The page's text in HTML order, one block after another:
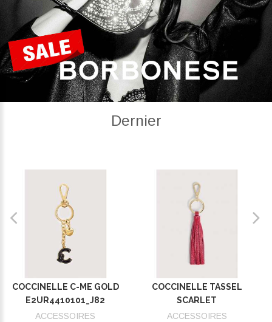
Dernier
COCCINELLE C-ME GOLD
E2UR4410101_J82
ACCESSOIRES
COCCINELLE TASSEL
SCARLET
E2MU0410101_R02
ACCESSOIRES